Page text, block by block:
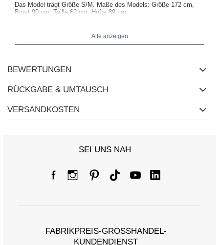
Das Model trägt Größe S/M. Maße des Models: Größe 172 cm,
Brust 90 cm, Taille 62 cm, Hüfte 89 cm.
Maße des Kleides in Größe S/M flach gemessen: Breite unter den
Alle anzeigen
BEWERTUNGEN
RÜCKGABE & UMTAUSCH
VERSANDKOSTEN
SEI UNS NAH
FABRIKPREIS-GROSSHANDEL-K
UNDENDIENST